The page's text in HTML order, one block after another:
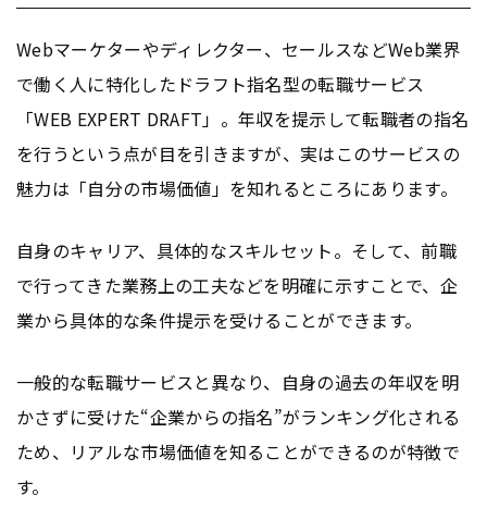
Webマーケターやディレクター、セールスなどWeb業界
で働く人に特化したドラフト指名型の転職サービス
「WEB EXPERT DRAFT」。年収を提示して転職者の指名
を行うという点が目を引きますが、実はこのサービスの
魅力は「自分の市場価値」を知れるところにあります。
自身のキャリア、具体的なスキルセット。そして、前職
で行ってきた業務上の工夫などを明確に示すことで、企
業から具体的な条件提示を受けることができます。
一般的な転職サービスと異なり、自身の過去の年収を明
かさずに受けた“企業からの指名”がランキング化される
ため、リアルな市場価値を知ることができるのが特徴で
す。